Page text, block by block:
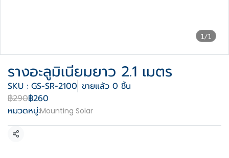
1/1
รางอะลูมิเนียมยาว 2.1 เมตร
SKU : GS-SR-2100 ขายแล้ว 0 ชิ้น
฿290฿260
หมวดหมู่:Mounting Solar
แชร์